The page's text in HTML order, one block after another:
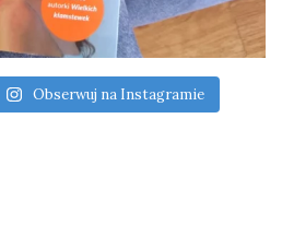
Obserwuj na Instagramie